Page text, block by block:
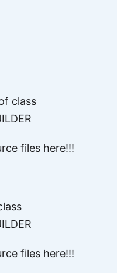
class
files here!!!
files here!!!